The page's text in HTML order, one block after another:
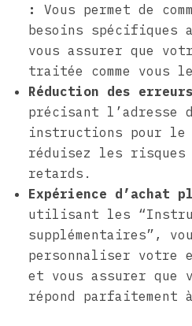
:
Vous permet de
besoins spécifiques
vous assurer que
traitée comme vous
Réduction des
précisant l’adresse
instructions pour
réduisez les risques
retards.
Expérience d’achat
utilisant les
supplémentaires”,
personnaliser votre
et vous assurer que
répond parfaitement